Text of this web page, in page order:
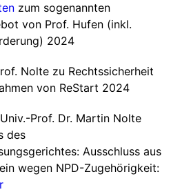
zum sogenannten
von Prof. Hufen (inkl.
2024
Nolte zu Rechtssicherheit
von ReStart 2024
Prof. Dr. Martin Nolte
des
Ausschluss aus
wegen NPD-Zugehörigkeit: